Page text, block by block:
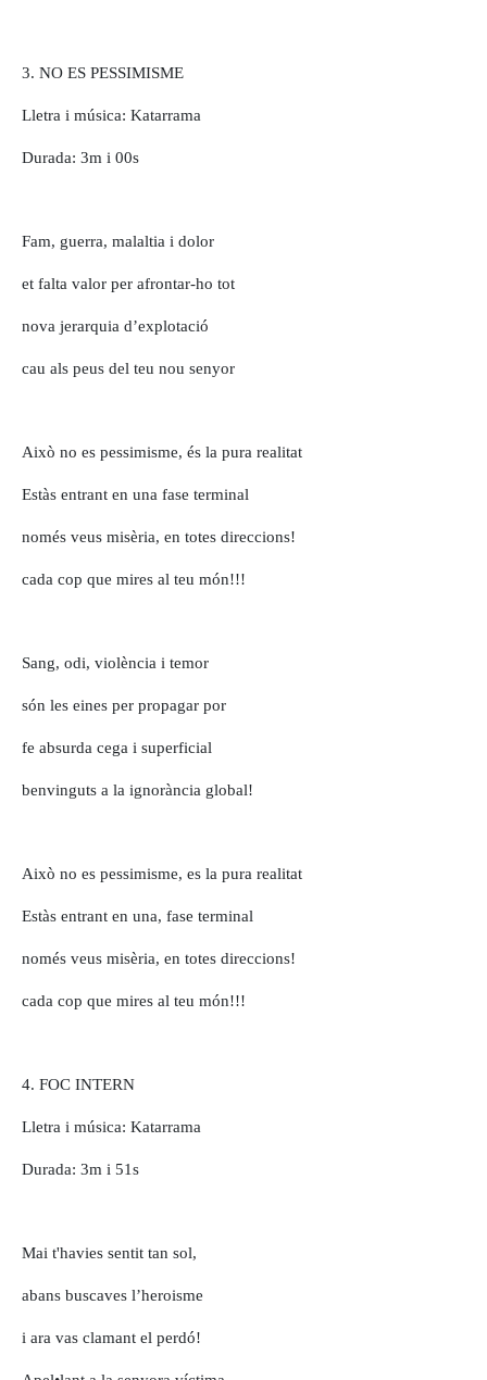
3. NO ES PESSIMISME
Lletra i música: Katarrama
Durada: 3m i 00s
Fam, guerra, malaltia i dolor
et falta valor per afrontar-ho tot
nova jerarquia d’explotació
cau als peus del teu nou senyor
Això no es pessimisme, és la pura realitat
Estàs entrant en una fase terminal
només veus misèria, en totes direccions!
cada cop que mires al teu món!!!
Sang, odi, violència i temor
són les eines per propagar por
fe absurda cega i superficial
benvinguts a la ignorància global!
Això no es pessimisme, es la pura realitat
Estàs entrant en una, fase terminal
només veus misèria, en totes direccions!
cada cop que mires al teu món!!!
4. FOC INTERN
Lletra i música: Katarrama
Durada: 3m i 51s
Mai t'havies sentit tan sol,
abans buscaves l’heroisme
i ara vas clamant el perdó!